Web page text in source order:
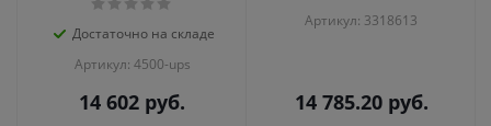
Достаточно на складе
Артикул: 4500-ups
14 602 руб.
Артикул: 3318613
14 785.20руб.